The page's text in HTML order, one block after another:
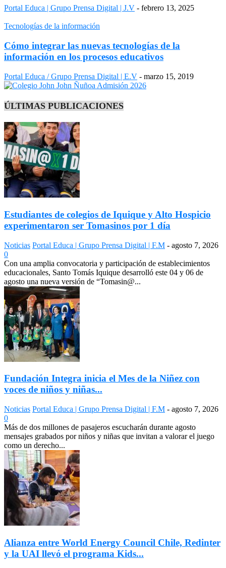
Portal Educa | Grupo Prensa Digital | J.V - febrero 13, 2025
Tecnologías de la información
Cómo integrar las nuevas tecnologías de la
información en los procesos educativos
Portal Educa / Grupo Prensa Digital | E.V - marzo 15, 2019
ÚLTIMAS PUBLICACIONES
Estudiantes de colegios de Iquique y Alto Hospicio
experimentaron ser Tomasinos por 1 día
Noticias Portal Educa | Grupo Prensa Digital | F.M - agosto 7, 2026
0
Con una amplia convocatoria y participación de establecimientos
educacionales, Santo Tomás Iquique desarrolló este 04 y 06 de
agosto una nueva versión de “Tomasin@...
Fundación Integra inicia el Mes de la Niñez con
voces de niños y niñas...
Noticias Portal Educa | Grupo Prensa Digital | F.M - agosto 7, 2026
0
Más de dos millones de pasajeros escucharán durante agosto
mensajes grabados por niños y niñas que invitan a valorar el juego
como un derecho...
Alianza entre World Energy Council Chile, Redinter
y la UAI llevó el programa Kids...